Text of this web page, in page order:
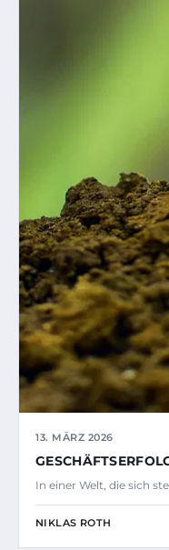
13. MÄRZ 2026
In einer Welt, die sich
NIKLAS ROTH